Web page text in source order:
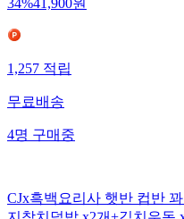
34%41,900원
1,257적립
무료배송
4명구매중
CJx흑백요리사 햇반 컵반